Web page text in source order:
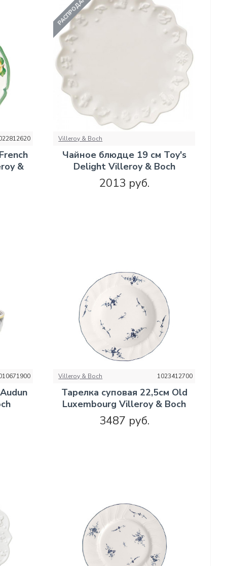
&
РАСПРОДАНО
Villeroy & Boch
Чайное блюдце 19 см Toy's
Delight Villeroy & Boch
2013 руб.
Villeroy & Boch 1023412700
Тарелка суповая 22,5см Old
Luxembourg Villeroy & Boch
3487 руб.